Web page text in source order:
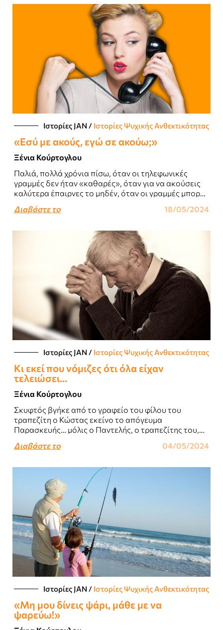
Ιστορίες JΑΝ / Ιστορίες Ψυχικής Ανθεκτικότητας
«Εσύ με ακούς, εγώ σε ακούω;»
Ξένια Κούρτογλου
Παλιά, πολλά χρόνια πίσω, όταν οι τηλεφωνικές
γραμμές δεν ήταν «καθαρές», όταν για να ακούσεις
καλύτερα έπαιρνες το μηδέν, όταν οι γραμμές μπορεί
Διαβάστε το 18/05/2024
Ιστορίες JΑΝ / Ιστορίες Ψυχικής Ανθεκτικότητας
Κι εκεί που νόμιζες ότι όλα είχαν
τελειώσει…
Ξένια Κούρτογλου
Σκυφτός βγήκε από το γραφείο του φίλου του
τραπεζίτη ο Κώστας εκείνο το απόγευμα
Παρασκευής… μόλις ο Παντελής, ο τραπεζίτης του,
Διαβάστε το 04/05/2024
Ιστορίες JΑΝ / Ιστορίες Ψυχικής Ανθεκτικότητας
«Μη μου δίνεις ψάρι, μάθε με να
ψαρεύω!»